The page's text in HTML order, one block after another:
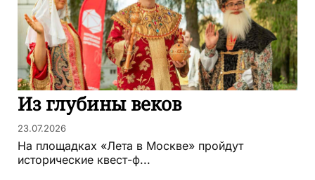
Из глубины веков
23.07.2026
На площадках «Лета в Москве» пройдут
исторические квест-ф...